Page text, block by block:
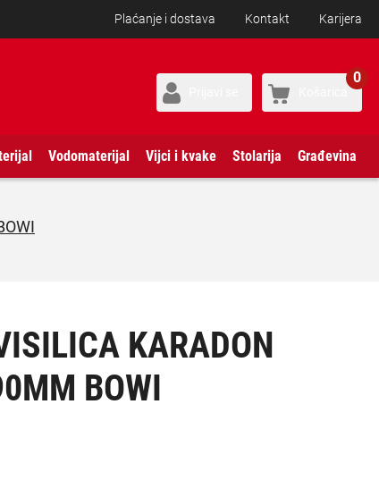
Plaćanje i dostava Kontakt Karijera
0
Vodomaterijal Vijci i kvake Stolarija Građevina
KARADON
BOWI